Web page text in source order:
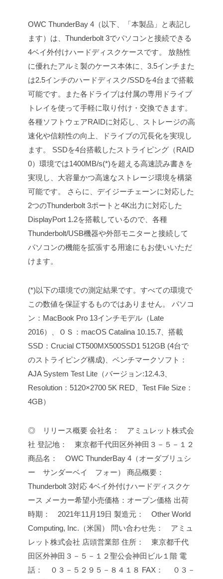
OWC ThunderBay 4（以下、「本製品」と表記し
ます）は、Thunderbolt 3でパソコンと接続できる
4ベイ外付けハードディスクケースです。
放熱性
に優れたアルミ製のケース本体に、3.5インチまた
は2.5インチのハードディスク/SSDを4台まで搭載
可能です。また各ドライブは付属の専用ドライブ
トレイを使って手軽に取り付け・交換できます。
各種ソフトウェアRAIDに対応し、ストレージの高
速化や信頼性の向上、ドライブの冗長化を実現し
ます。
SSDを4台搭載したストライピング（RAID
0）環境では1400MB/s(*)を超える高速読み書きを
実現し、大容量かつ高速なストレージ環境を構築
可能です。
さらに、デイジーチェーンに対応した
2つのThunderbolt 3ポートと4K出力に対応した
DisplayPort 1.2を搭載しているので、各種
Thunderbolt/USB機器や外部モニターと接続して
パソコンの機能を拡張する用途にもお使いいただ
けます。
(*)以下の環境での測定結果です。すべての環境で
この数値を保証するものではありません。
パソコ
ン：MacBook Pro 13インチモデル（Late
2016）、ＯＳ：macOS Catalina 10.15.7、搭載
SSD：Crucial CT500MX500SSD1 512GB (4台で
のストライピング構成)、ベンチマークソフト：
AJA System Test Lite（バージョン:12.4.3、
Resolution：5120×2700 5K RED、Test File Size：
4GB）
◎ リリース概要 会社名： アミュレット株式会
社 登記地： 東京都千代田区外神田３－５－１２
商品名： OWC ThunderBay 4（オーダブリュシ
ー サンダーベイ フォー）
商品概要：
Thunderbolt 3対応 4ベイ外付けハードディスクケ
ース メーカー希望小売価格：オープン価格 出荷
時期： 2021年11月19日 製造元： Other World
Computing, Inc.（米国）
問い合わせ先： アミュ
レット株式会社 店頭営業部 住所： 東京都千代
田区外神田３－５－１２聖公会神田ビル１階 電
話： ０３－５２９５－８４１８ FAX： ０３－